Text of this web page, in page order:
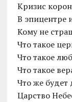
Кризис
В эпицентре
Кому не
Что такое
Что такое
Что такое
Что же будет
Царство